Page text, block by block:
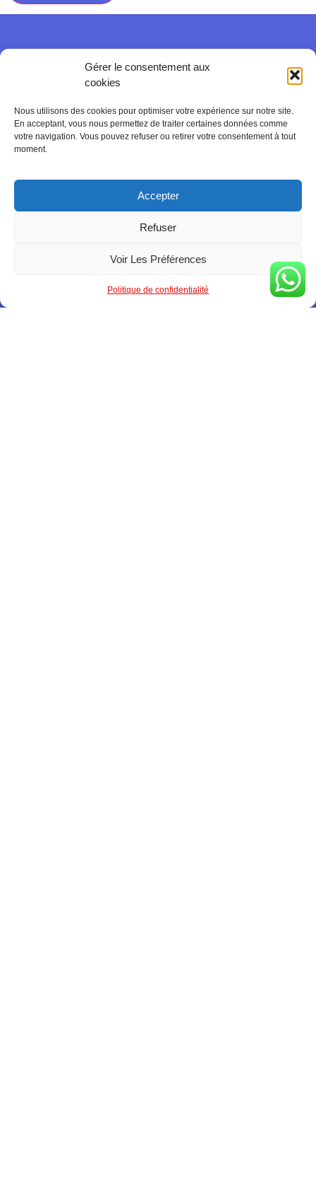
Gérer le consentement aux
cookies
Nous utilisons des cookies pour optimiser votre expérience sur notre site.
En acceptant, vous nous permettez de traiter certaines données comme
votre navigation. Vous pouvez refuser ou retirer votre consentement à tout
moment.
Accepter
Refuser
Voir Les Préférences
Politique de confidentialité